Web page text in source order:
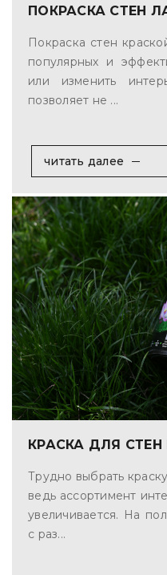
ПОКРАСКА СТЕН
Покраска стен
популярных и
или изменить
позволяет не ...
читать далее
КРАСКА ДЛЯ СТЕН
Трудно выбрать
ведь ассортимент
увеличивается. На
с раз...